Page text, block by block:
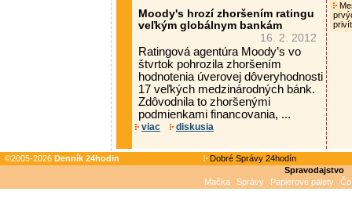
Moody's hrozí zhoršením ratingu
veľkým globálnym bankám
16. 2. 2012
Ratingová agentúra Moody’s vo
štvrtok pohrozila zhoršením
hodnotenia úverovej dôveryhodnosti
17 veľkých medzinárodných bánk.
Zdôvodnila to zhoršenými
podmienkami financovania, ...
viac diskusia
©2005-2026 Denník 24hodin
Dobré Správy 24hodín
Spravodajstvo
Mačka
Správy Papierové palety